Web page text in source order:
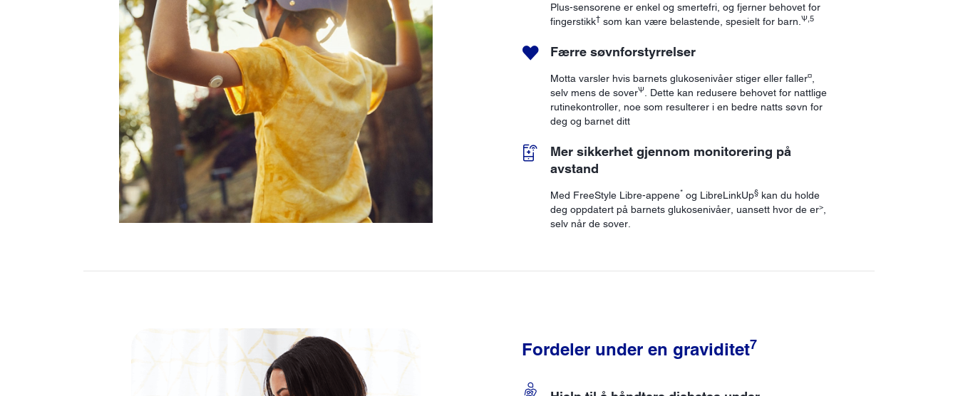
Plus-sensorene er enkel og smertefri, og fjerner behovet for
fingerstikk† som kan være belastende, spesielt for barn.Ѱ,5
Færre søvnforstyrrelser
Motta varsler hvis barnets glukosenivåer stiger eller faller¤,
selv mens de soverѰ. Dette kan redusere behovet for nattlige
rutinekontroller, noe som resulterer i en bedre natts søvn for
deg og barnet ditt
Mer sikkerhet gjennom monitorering på
avstand
Med FreeStyle Libre-appene* og LibreLinkUp§ kan du holde
deg oppdatert på barnets glukosenivåer, uansett hvor de er>
selv når de sover.
Fordeler under en graviditet7